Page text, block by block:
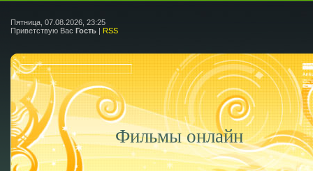
Пятница, 07.08.2026, 23:25
Приветствую Вас Гость | RSS
Фильмы онлайн